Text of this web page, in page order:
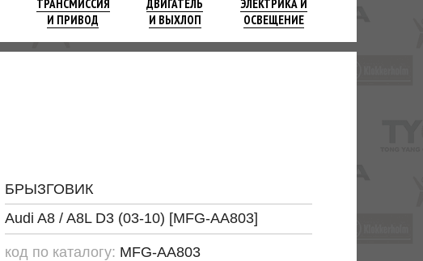
ТРАНСМИССИЯ
И ПРИВОД
ДВИГАТЕЛЬ
И ВЫХЛОП
ЭЛЕКТРИКА И
ОСВЕЩЕНИЕ
БРЫЗГОВИК
Audi A8 / A8L D3 (03-10) [MFG-AA803]
код по каталогу: MFG-AA803